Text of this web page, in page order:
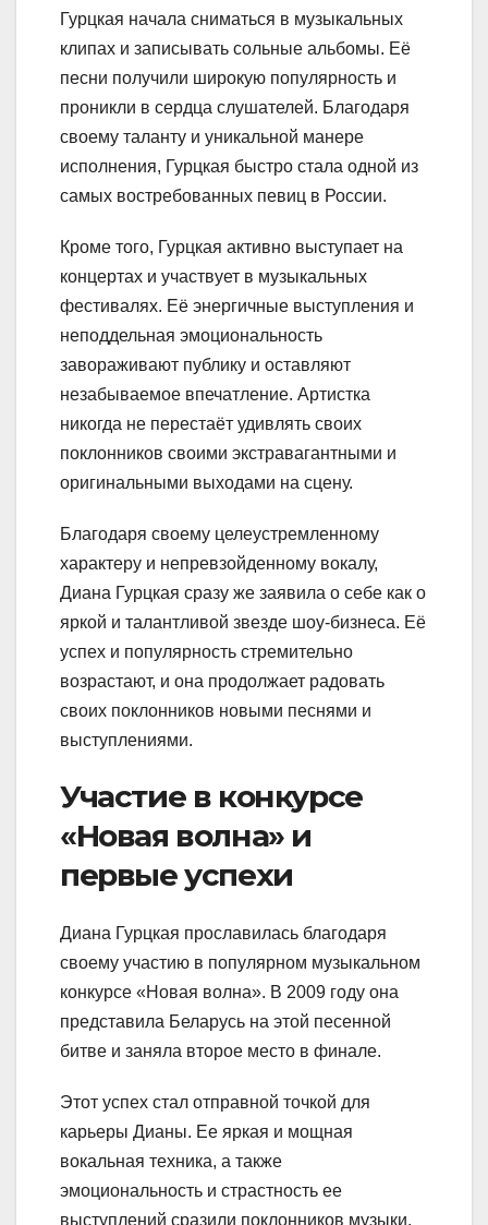
Гурцкая начала сниматься в музыкальных
клипах и записывать сольные альбомы. Её
песни получили широкую популярность и
проникли в сердца слушателей. Благодаря
своему таланту и уникальной манере
исполнения, Гурцкая быстро стала одной из
самых востребованных певиц в России.
Кроме того, Гурцкая активно выступает на
концертах и участвует в музыкальных
фестивалях. Её энергичные выступления и
неподдельная эмоциональность
завораживают публику и оставляют
незабываемое впечатление. Артистка
никогда не перестаёт удивлять своих
поклонников своими экстравагантными и
оригинальными выходами на сцену.
Благодаря своему целеустремленному
характеру и непревзойденному вокалу,
Диана Гурцкая сразу же заявила о себе как о
яркой и талантливой звезде шоу-бизнеса. Её
успех и популярность стремительно
возрастают, и она продолжает радовать
своих поклонников новыми песнями и
выступлениями.
Участие в конкурсе
«Новая волна» и
первые успехи
Диана Гурцкая прославилась благодаря
своему участию в популярном музыкальном
конкурсе «Новая волна». В 2009 году она
представила Беларусь на этой песенной
битве и заняла второе место в финале.
Этот успех стал отправной точкой для
карьеры Дианы. Ее яркая и мощная
вокальная техника, а также
эмоциональность и страстность ее
выступлений сразили поклонников музыки.